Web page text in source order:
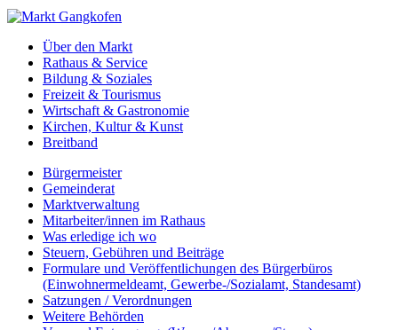
Über den Markt
Rathaus & Service
Bildung & Soziales
Freizeit & Tourismus
Wirtschaft & Gastronomie
Kirchen, Kultur & Kunst
Breitband
Bürgermeister
Gemeinderat
Marktverwaltung
Mitarbeiter/innen im Rathaus
Was erledige ich wo
Steuern, Gebühren und Beiträge
Formulare und Veröffentlichungen des Bürgerbüros
(Einwohnermeldeamt, Gewerbe-/Sozialamt, Standesamt)
Satzungen / Verordnungen
Weitere Behörden